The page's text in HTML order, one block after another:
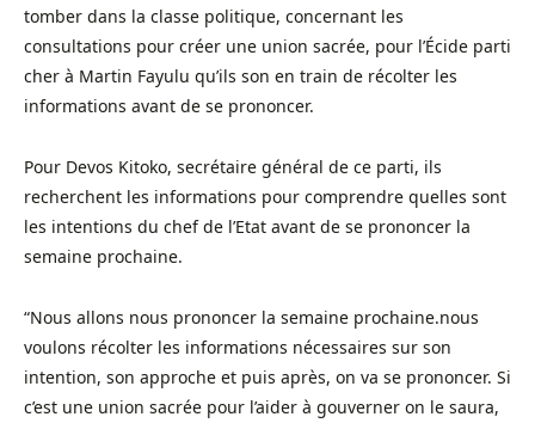
tomber dans la classe politique, concernant les
consultations pour créer une union sacrée, pour l’Écide parti
cher à Martin Fayulu qu’ils son en train de récolter les
informations avant de se prononcer.
Pour Devos Kitoko, secrétaire général de ce parti, ils
recherchent les informations pour comprendre quelles sont
les intentions du chef de l’Etat avant de se prononcer la
semaine prochaine.
“Nous allons nous prononcer la semaine prochaine.nous
voulons récolter les informations nécessaires sur son
intention, son approche et puis après, on va se prononcer. Si
c’est une union sacrée pour l’aider à gouverner on le saura,